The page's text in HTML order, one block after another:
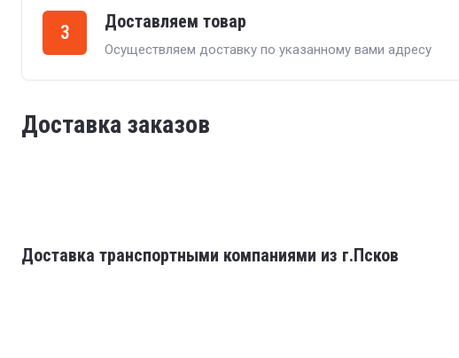
3 Доставляем товар
Осуществляем доставку по указанному вами адресу
Доставка заказов
Доставка транспортными компаниями из г.Псков